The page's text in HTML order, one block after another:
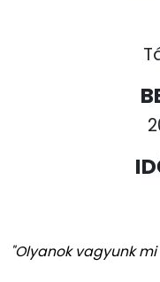
"Olyanok vagyunk